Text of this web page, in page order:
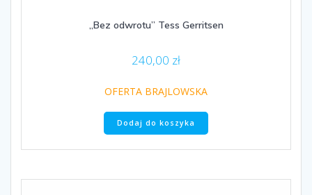
„Bez odwrotu” Tess Gerritsen
240,00 zł
OFERTA BRAJLOWSKA
Dodaj do koszyka